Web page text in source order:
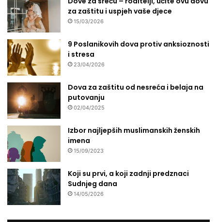
k
a
d
a
n
e
ć
b
i
i
i
d
e
n
t
i
f
za zaštitu i uspjeh vaše djece
15/03/2026
9 Poslanikovih dova protiv anksioznosti
i stresa
23/04/2026
Dova za zaštitu od nesreća i belaja na
putovanju
02/04/2025
Izbor najljepših muslimanskih ženskih
imena
15/09/2023
Koji su prvi, a koji zadnji predznaci
Sudnjeg dana
14/05/2026